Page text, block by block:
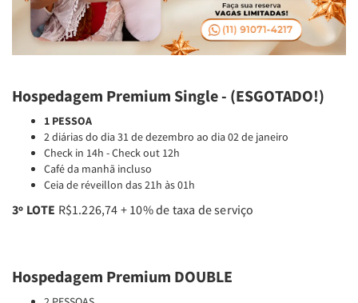
Hospedagem Premium Single - (ESGOTADO!)
1 PESSOA
2 diárias do dia 31 de dezembro ao dia 02 de janeiro
Check in 14h - Check out 12h
Café da manhã incluso
Ceia de réveillon das 21h às 01h
3º LOTE R$1.226,74 + 10% de taxa de serviço
Hospedagem Premium DOUBLE